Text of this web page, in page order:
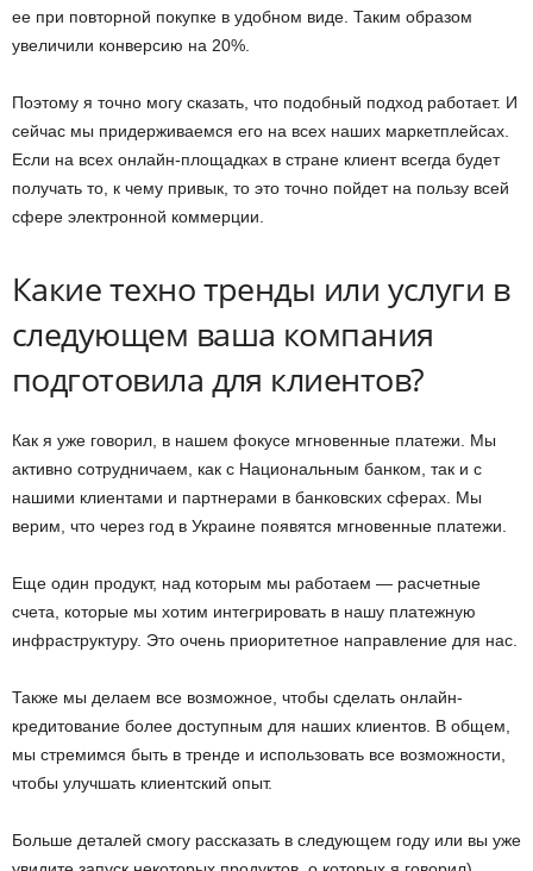
ее при повторной покупке в удобном виде. Таким образом
увеличили конверсию на 20%.
Поэтому я точно могу сказать, что подобный подход работает. И
сейчас мы придерживаемся его на всех наших маркетплейсах.
Если на всех онлайн-площадках в стране клиент всегда будет
получать то, к чему привык, то это точно пойдет на пользу всей
сфере электронной коммерции.
Какие техно тренды или услуги в
следующем ваша компания
подготовила для клиентов?
Как я уже говорил, в нашем фокусе мгновенные платежи. Мы
активно сотрудничаем, как с Национальным банком, так и с
нашими клиентами и партнерами в банковских сферах. Мы
верим, что через год в Украине появятся мгновенные платежи.
Еще один продукт, над которым мы работаем — расчетные
счета, которые мы хотим интегрировать в нашу платежную
инфраструктуру. Это очень приоритетное направление для нас.
Также мы делаем все возможное, чтобы сделать онлайн-
кредитование более доступным для наших клиентов. В общем,
мы стремимся быть в тренде и использовать все возможности,
чтобы улучшать клиентский опыт.
Больше деталей смогу рассказать в следующем году или вы уже